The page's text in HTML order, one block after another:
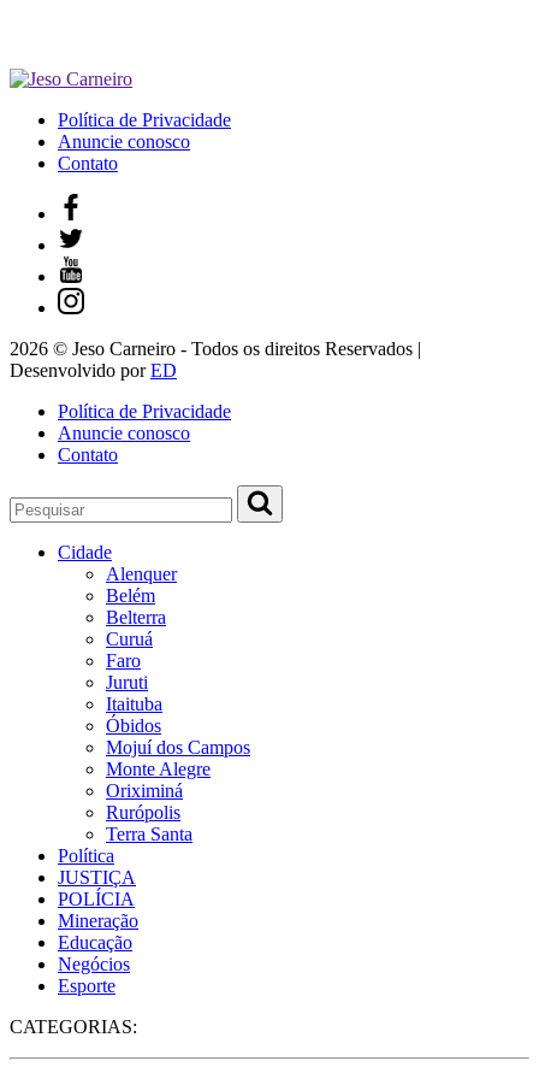
Política de Privacidade
Anuncie conosco
Contato
2026 © Jeso Carneiro - Todos os direitos Reservados |
Desenvolvido porED
Política de Privacidade
Anuncie conosco
Contato
Cidade
Alenquer
Belém
Belterra
Curuá
Faro
Juruti
Itaituba
Óbidos
Mojuí dos Campos
Monte Alegre
Oriximiná
Rurópolis
Terra Santa
Política
JUSTIÇA
POLÍCIA
Mineração
Educação
Negócios
Esporte
CATEGORIAS: